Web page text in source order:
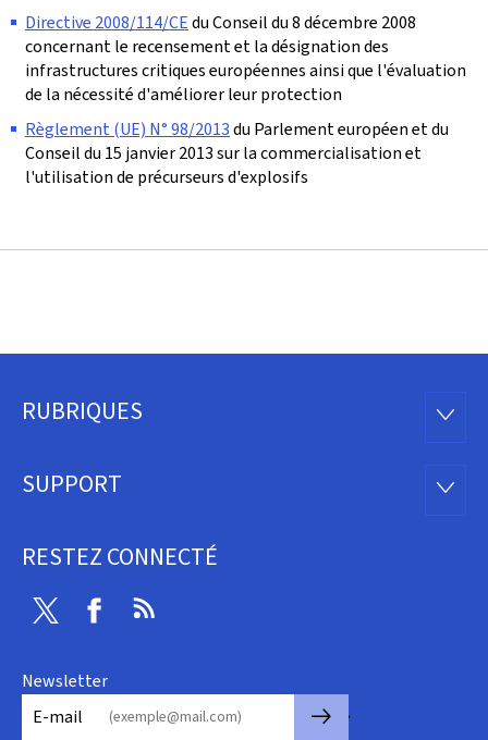
Directive 2008/114/CEdu Conseil du 8 décembre 2008
concernant le recensement et la désignation des
infrastructures critiques européennes ainsi que l'évaluation
de la nécessité d'améliorer leur protection
Règlement (UE) N° 98/2013du Parlement européen et du
Conseil du 15 janvier 2013 sur la commercialisation et
l'utilisation de précurseurs d'explosifs
Pied
page
RUBRIQUES
SUPPORT
RESTEZ CONNECTÉ
Twitter Facebook
Newsletter
E-mail
🡒